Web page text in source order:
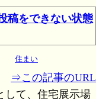
稿をできない状態
住まい
⇒この記事のURL
して、住宅展示場